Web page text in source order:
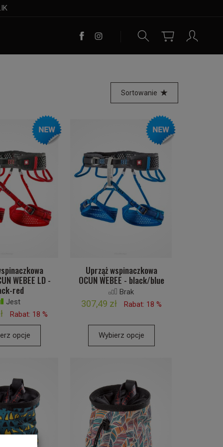
Sortowanie
WEBEE LD -
red
Jest
Rabat: 18 %
opcje
Uprząż wspinaczkowa
OCUN WEBEE - black/blue
Brak
307,49 zł Rabat: 18 %
Wybierz opcje